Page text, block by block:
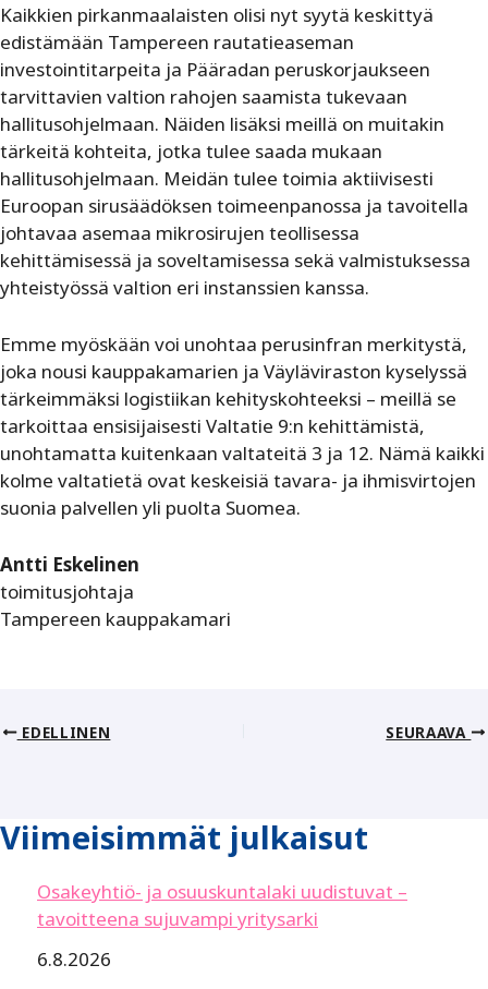
Kaikkien pirkanmaalaisten olisi nyt syytä keskittyä
edistämään Tampereen rautatieaseman
investointitarpeita ja Pääradan peruskorjaukseen
tarvittavien valtion rahojen saamista tukevaan
hallitusohjelmaan. Näiden lisäksi meillä on muitakin
tärkeitä kohteita, jotka tulee saada mukaan
hallitusohjelmaan. Meidän tulee toimia aktiivisesti
Euroopan sirusäädöksen toimeenpanossa ja tavoitella
johtavaa asemaa mikrosirujen teollisessa
kehittämisessä ja soveltamisessa sekä valmistuksessa
yhteistyössä valtion eri instanssien kanssa.
Emme myöskään voi unohtaa perusinfran merkitystä,
joka nousi kauppakamarien ja Väyläviraston kyselyssä
tärkeimmäksi logistiikan kehityskohteeksi – meillä se
tarkoittaa ensisijaisesti Valtatie 9:n kehittämistä,
unohtamatta kuitenkaan valtateitä 3 ja 12. Nämä kaikki
kolme valtatietä ovat keskeisiä tavara- ja ihmisvirtojen
suonia palvellen yli puolta Suomea.
Antti Eskelinen
toimitusjohtaja
Tampereen kauppakamari
EDELLINEN SEURAAVA
Viimeisimmät julkaisut
Osakeyhtiö- ja osuuskuntalaki uudistuvat –
tavoitteena sujuvampi yritysarki
6.8.2026